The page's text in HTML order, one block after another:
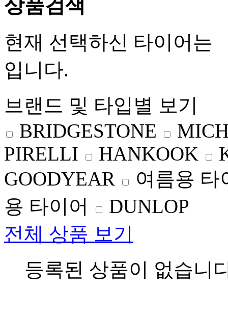
상품검색
현재 선택하신 타이어는
입니다.
브랜드 및 타입별 보기
BRIDGESTONE
PIRELLI
HANKOOK
GOODYEAR
여름용 타
용 타이어
DUNLOP
전체 상품 보기
등록된 상품이 없습니